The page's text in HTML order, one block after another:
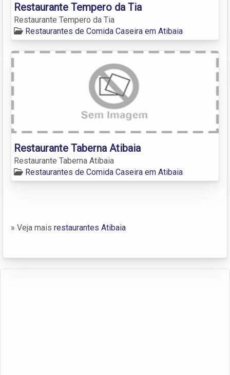
Restaurante Tempero da Tia
Restaurante Tempero da Tia
Restaurantes de Comida Caseira em Atibaia
Restaurante Taberna Atibaia
Restaurante Taberna Atibaia
Restaurantes de Comida Caseira em Atibaia
» Veja mais restaurantes Atibaia